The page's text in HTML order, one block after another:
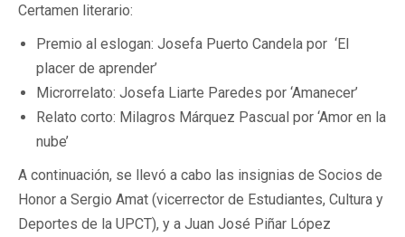
Certamen literario:
Premio al eslogan: Josefa Puerto Candela por ‘El
placer de aprender’
Microrrelato: Josefa Liarte Paredes por ‘Amanecer’
Relato corto: Milagros Márquez Pascual por ‘Amor en la
nube’
A continuación, se llevó a cabo las insignias de Socios de
Honor a Sergio Amat (vicerrector de Estudiantes, Cultura y
Deportes de la UPCT), y a Juan José Piñar López